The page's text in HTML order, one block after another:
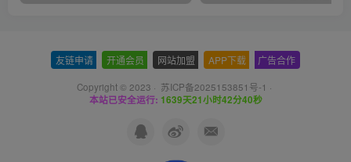
友链申请 开通会员 网站加盟 APP下载 广告合作
Copyright © 2023 · 苏ICP备2025153851号-1 ·
本站已安全运行: 1639天21小时42分41秒